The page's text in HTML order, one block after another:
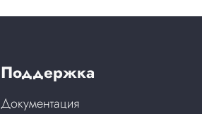
Поддержка
Документация